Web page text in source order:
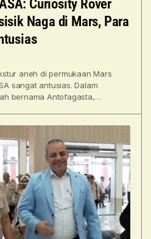
Curiosity Rover
Naga di Mars, Para
aneh di permukaan Mars
sangat antusias. Dalam
bernama Antofagasta,